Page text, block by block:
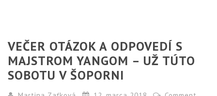
VEČER OTÁZOK A ODPOVEDÍ S
MAJSTROM YANGOM – UŽ TÚTO
SOBOTU V ŠOPORNI